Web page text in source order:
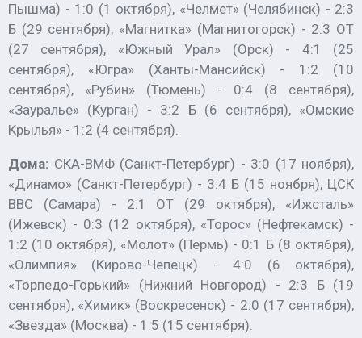
Пышма) - 1:0 (1 октября), «Челмет» (Челябинск) - 2:3
Б (29 сентября), «Магнитка» (Магнитогорск) - 2:3 ОТ
(27 сентября), «Южный Урал» (Орск) - 4:1 (25
сентября), «Югра» (Ханты-Мансийск) - 1:2 (10
сентября), «Рубин» (Тюмень) - 0:4 (8 сентября),
«Зауралье» (Курган) - 3:2 Б (6 сентября), «Омские
Крылья» - 1:2 (4 сентября).
Дома: СКА-ВМФ (Санкт-Петербург) - 3:0 (17 ноября),
«Динамо» (Санкт-Петербург) - 3:4 Б (15 ноября), ЦСК
ВВС (Самара) - 2:1 ОТ (29 октября), «Ижсталь»
(Ижевск) - 0:3 (12 октября), «Торос» (Нефтекамск) -
1:2 (10 октября), «Молот» (Пермь) - 0:1 Б (8 октября),
«Олимпия» (Кирово-Чепецк) - 4:0 (6 октября),
«Торпедо-Горький» (Нижний Новгород) - 2:3 Б (19
сентября), «Химик» (Воскресенск) - 2:0 (17 сентября),
«Звезда» (Москва) - 1:5 (15 сентября).